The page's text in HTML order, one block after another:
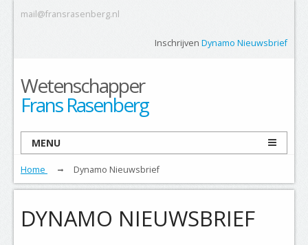
mail@fransrasenberg.nl
Inschrijven Dynamo Nieuwsbrief
Wetenschapper
Frans Rasenberg
MENU
Home Dynamo Nieuwsbrief
DYNAMO NIEUWSBRIEF